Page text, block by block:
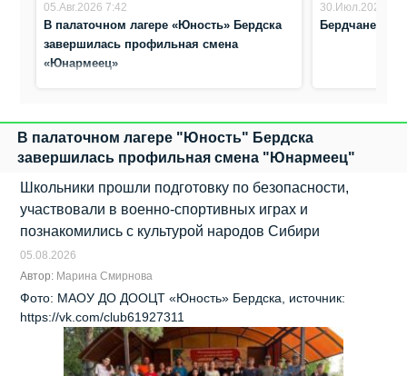
05.Авг.2026 7:42
В палаточном лагере «Юность» Бердска
завершилась профильная смена
«Юнармеец»
30.Июл.2026
Бердчане
В палаточном лагере "Юность" Бердска
завершилась профильная смена "Юнармеец"
Школьники прошли подготовку по безопасности,
участвовали в военно‑спортивных играх и
познакомились с культурой народов Сибири
05.08.2026
Автор: Марина Смирнова
Фото: МАОУ ДО ДООЦТ «Юность» Бердска, источник:
https://vk.com/club61927311